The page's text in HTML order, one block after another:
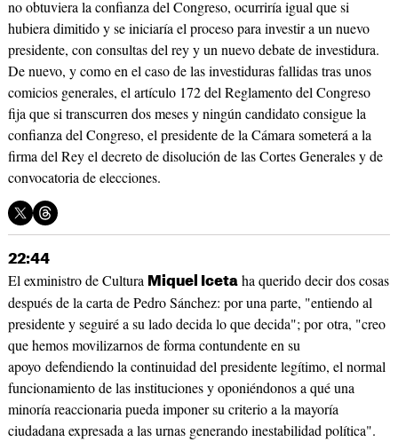
no obtuviera la confianza del Congreso, ocurriría igual que si
hubiera dimitido y se iniciaría el proceso para investir a un nuevo
presidente, con consultas del rey y un nuevo debate de investidura.
De nuevo, y como en el caso de las investiduras fallidas tras unos
comicios generales, el artículo 172 del Reglamento del Congreso
fija que si transcurren dos meses y ningún candidato consigue la
confianza del Congreso, el presidente de la Cámara someterá a la
firma del Rey el decreto de disolución de las Cortes Generales y de
convocatoria de elecciones.
22:44
El exministro de Cultura Miquel Icetaha querido decir dos cosas
después de la carta de Pedro Sánchez: por una parte, "entiendo al
presidente y seguiré a su lado decida lo que decida"; por otra, "creo
que hemos movilizarnos de forma contundente en su
apoyo defendiendo la continuidad del presidente legítimo, el normal
funcionamiento de las instituciones y oponiéndonos a qué una
minoría reaccionaria pueda imponer su criterio a la mayoría
ciudadana expresada a las urnas generando inestabilidad política".